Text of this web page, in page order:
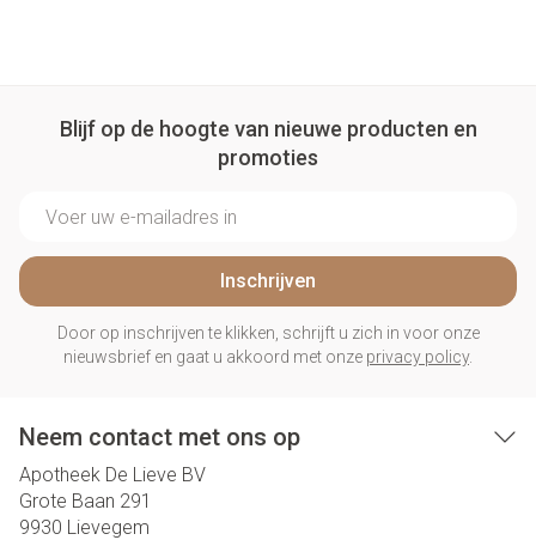
Blijf op de hoogte van nieuwe producten en
promoties
Inschrijven
Door op inschrijven te klikken, schrijft u zich in voor onze
nieuwsbrief en gaat u akkoord met onze privacy policy.
Neem contact met ons op
Apotheek De Lieve BV
Grote Baan 291
9930 Lievegem